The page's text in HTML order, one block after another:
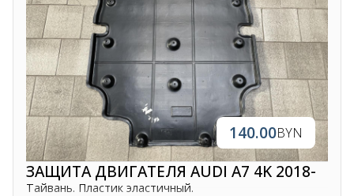
140.00BYN
ЗАЩИТА ДВИГАТЕЛЯ AUDI A7 4K 2018-
Тайвань. Пластик эластичный.